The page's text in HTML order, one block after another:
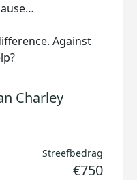
Against
Charley
Streefbedrag
€750